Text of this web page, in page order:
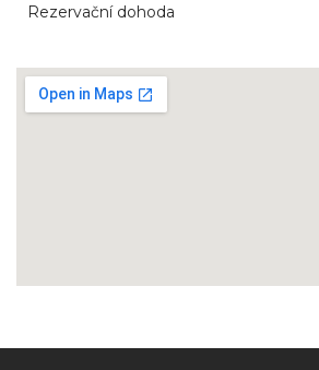
Rezervační dohoda